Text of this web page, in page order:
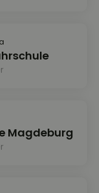
Magdeburg